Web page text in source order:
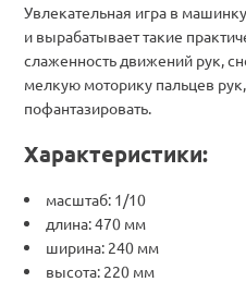
Увлекательная игра в
и вырабатывает такие
слаженность движений рук,
мелкую моторику пальцев рук,
пофантазировать.
Характеристики:
масштаб: 1/10
длина: 470 мм
ширина: 240 мм
высота: 220 мм